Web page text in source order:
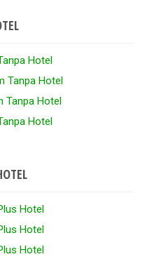
Hotel
Tanpa Hotel
Tanpa Hotel
Hotel
Hotel
Hotel
Hotel